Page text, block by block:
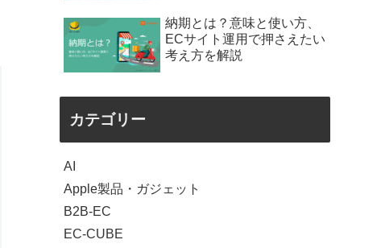
納期とは？意味と使い方、
ECサイト運用で押さえたい
考え方を解説
カテゴリー
AI
Apple製品・ガジェット
B2B-EC
EC-CUBE